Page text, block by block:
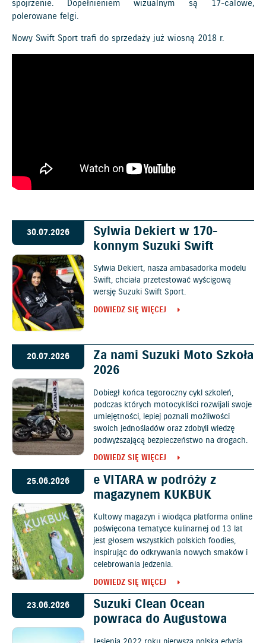
spojrzenie. Dopełnieniem wizualnym są 17-calowe,
polerowane felgi.
Nowy Swift Sport trafi do sprzedaży już wiosną 2018 r.
30.07.2026
Sylwia Dekiert w 170-
konnym Suzuki Swift
Sylwia Dekiert, nasza ambasadorka modelu
Swift, chciała przetestować wyścigową
wersję Suzuki Swift Sport.
DOWIEDZ SIĘ WIĘCEJ
20.07.2026
Za nami Suzuki Moto Szkoła
2026
Dobiegł końca tegoroczny cykl szkoleń,
podczas których motocykliści rozwijali swoje
umiejętności, lepiej poznali możliwości
swoich jednośladów oraz zdobyli wiedzę
podwyższającą bezpieczeństwo na drogach.
DOWIEDZ SIĘ WIĘCEJ
25.06.2026
e VITARA w podróży z
magazynem KUKBUK
Kultowy magazyn i wiodąca platforma online
poświęcona tematyce kulinarnej od 13 lat
jest głosem wszystkich polskich foodies,
inspirując do odkrywania nowych smaków i
celebrowania jedzenia.
DOWIEDZ SIĘ WIĘCEJ
23.06.2026
Suzuki Clean Ocean
powraca do Augustowa